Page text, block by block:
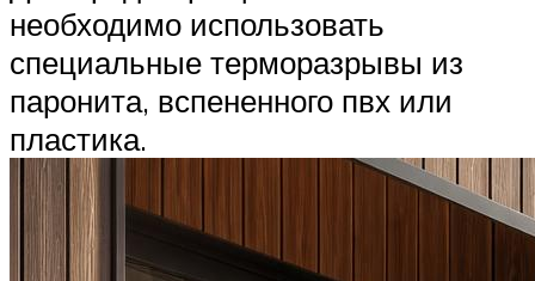
необходимо использовать
специальные терморазрывы из
паронита, вспененного пвх или
пластика.